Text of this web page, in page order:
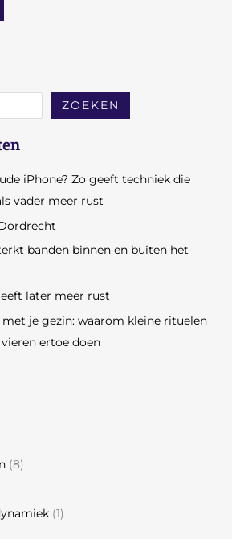
ZOEKEN
iPhone? Zo geeft techniek die
vader meer rust
banden binnen en buiten het
later meer rust
je gezin: waarom kleine rituelen
ertoe doen
(8)
(1)